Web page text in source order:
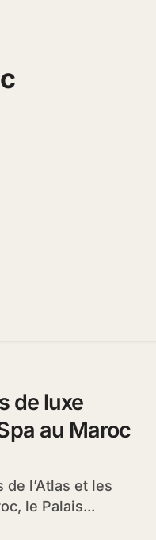
de luxe
au Maroc
le Palais...